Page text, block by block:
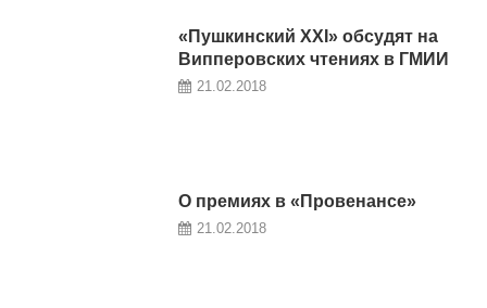
«Пушкинский XXI» обсудят на
Випперовских чтениях в ГМИИ
21.02.2018
О премиях в «Провенансе»
21.02.2018